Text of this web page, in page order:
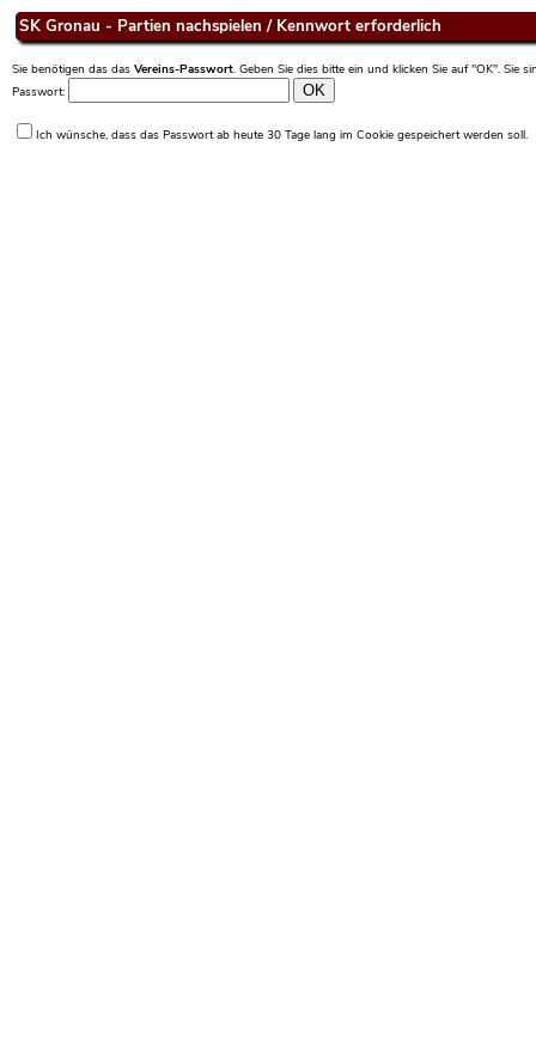
SK Gronau - Partien nachspielen / Kennwort erforderlich
Sie benötigen das das Vereins-Passwort. Geben Sie dies bitte ein und klicken Sie auf "OK". Sie
Passwort:
Ich wünsche, dass das Passwort ab heute 30 Tage lang im Cookie gespeichert werden soll.